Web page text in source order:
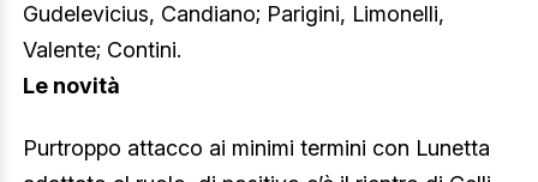
Gudelevicius, Candiano; Parigini, Limonelli,
Valente; Contini.
Le novità
Purtroppo attacco ai minimi termini con Lunetta